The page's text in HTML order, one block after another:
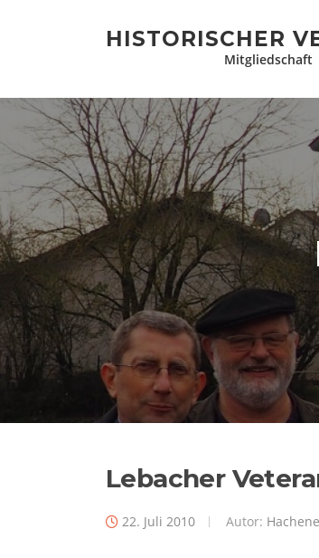
HISTORISCHER
Mitgliedschaft
Lebacher
22. Juli 2010 Autor: